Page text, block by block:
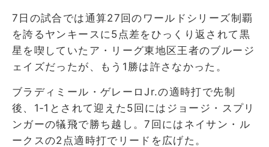
7日の試合では通算27回のワールドシリーズ制覇
を誇るヤンキースに5点差をひっくり返されて黒
星を喫していたア・リーグ東地区王者のブルージ
ェイズだったが、もう1勝は許さなかった。
ブラディミール・ゲレーロJr.の適時打で先制
後、1‐1とされて迎えた5回にはジョージ・スプリ
ンガーの犠飛で勝ち越し。7回にはネイサン・ル
ークスの2点適時打でリードを広げた。